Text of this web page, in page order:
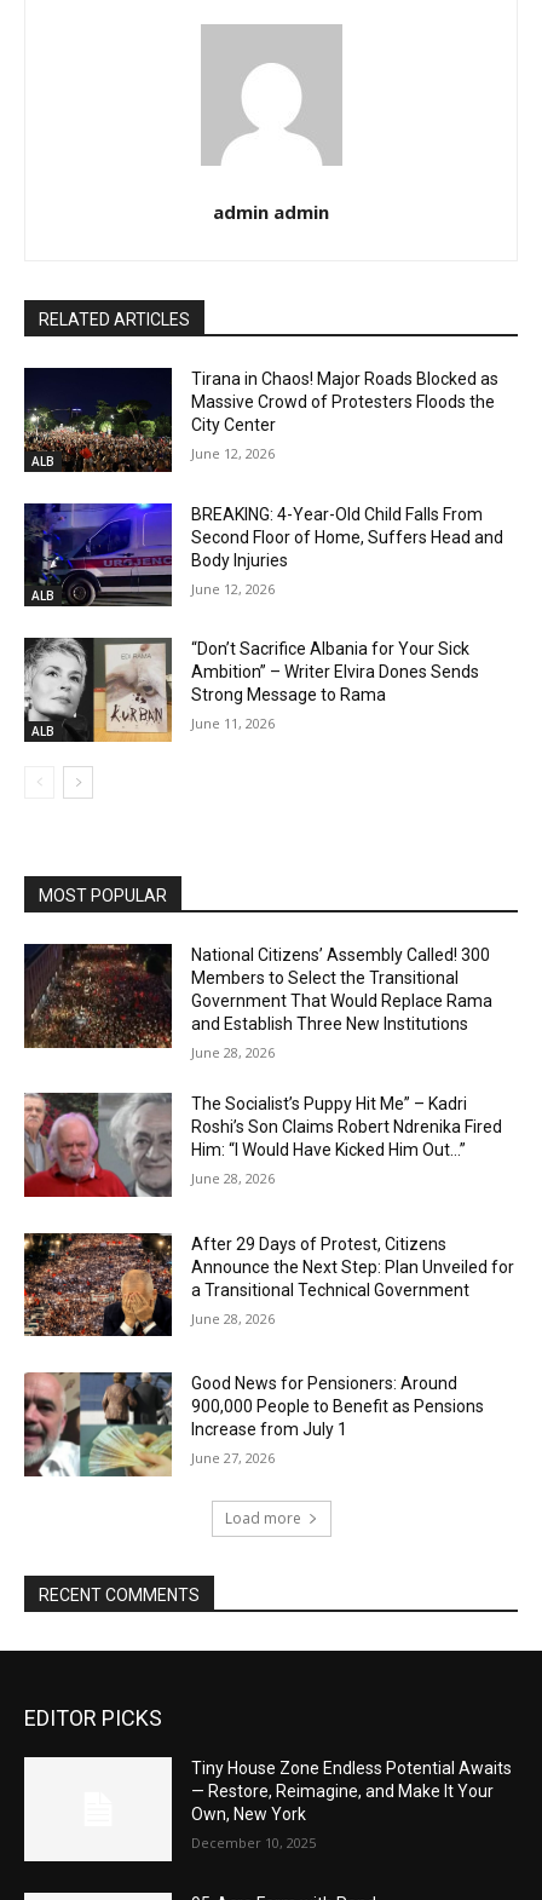
admin admin
RELATED ARTICLES
ALB
Tirana in Chaos! Major Roads Blocked as
Massive Crowd of Protesters Floods the
City Center
June 12, 2026
ALB
BREAKING: 4-Year-Old Child Falls From
Second Floor of Home, Suffers Head and
Body Injuries
June 12, 2026
ALB
“Don’t Sacrifice Albania for Your Sick
Ambition” – Writer Elvira Dones Sends
Strong Message to Rama
June 11, 2026
MOST POPULAR
National Citizens’ Assembly Called! 300
Members to Select the Transitional
Government That Would Replace Rama
and Establish Three New Institutions
June 28, 2026
The Socialist’s Puppy Hit Me” – Kadri
Roshi’s Son Claims Robert Ndrenika Fired
Him: “I Would Have Kicked Him Out…”
June 28, 2026
After 29 Days of Protest, Citizens
Announce the Next Step: Plan Unveiled for
a Transitional Technical Government
June 28, 2026
Good News for Pensioners: Around
900,000 People to Benefit as Pensions
Increase from July 1
June 27, 2026
Load more
RECENT COMMENTS
EDITOR PICKS
Tiny House Zone Endless Potential Awaits
— Restore, Reimagine, and Make It Your
Own, New York
December 10, 2025